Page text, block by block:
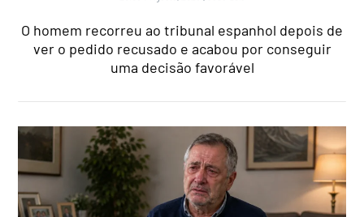
O homem recorreu ao tribunal espanhol depois de
ver o pedido recusado e acabou por conseguir
uma decisão favorável